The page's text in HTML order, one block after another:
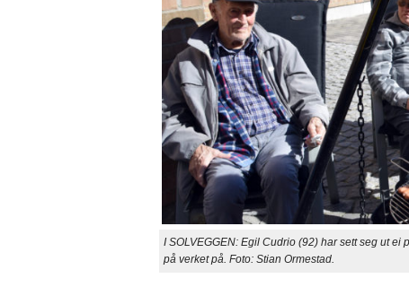
I SOLVEGGEN: Egil Cudrio (92) har sett seg ut
på verket på. Foto: Stian Ormestad.